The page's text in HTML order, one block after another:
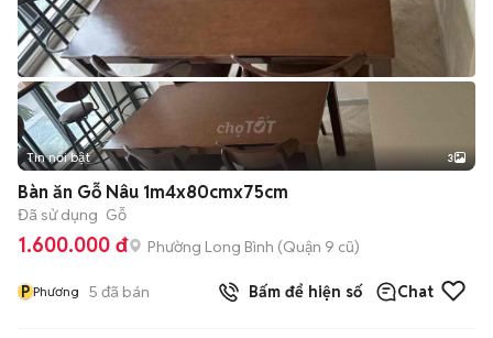
Tin nổi bật 3
Bàn ăn Gỗ Nâu 1m4x80cmx75cm
Đã sử dụng Gỗ
1.600.000 đ Phường Long Bình (Quận 9 cũ)
P Phương 5 đã bán Bấm để hiện số Chat